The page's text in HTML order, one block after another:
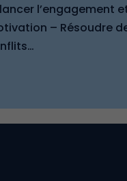
l’engagement
– Résoudre